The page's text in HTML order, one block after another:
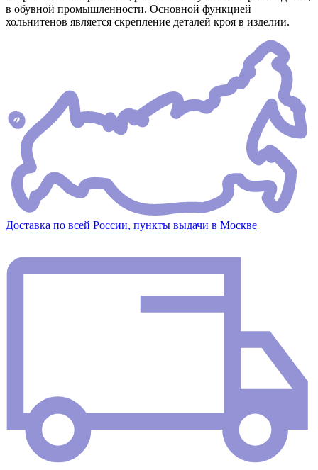
в обувной промышленности. Основной функцией
хольнитенов является скрепление деталей кроя в изделии.
Доставка по всей России, пункты выдачи в Москве